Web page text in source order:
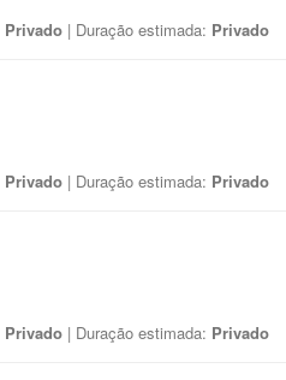
Privado | Duração estimada: Privado
Privado | Duração estimada: Privado
Privado | Duração estimada: Privado